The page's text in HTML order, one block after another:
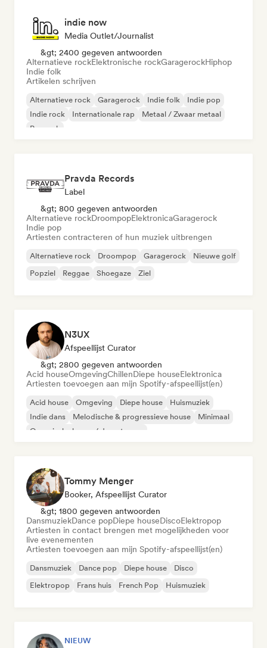
indie now
Media Outlet/Journalist
&gt; 2400 gegeven antwoorden
Alternatieve rockElektronische rockGaragerockHiphop
Indie folk
Artikelen schrijven
Alternatieve rock Garagerock Indie folk
Indie pop
Indie rock
Internationale rap
Metaal / Zwaar metaal
Poprock
Pravda Records
Label
&gt; 800 gegeven antwoorden
Alternatieve rockDroompopElektronicaGaragerock
Indie pop
Artiesten contracteren of hun muziek uitbrengen
Alternatieve rock Droompop Garagerock
Nieuwe golf
Popziel
Reggae Shoegaze Ziel
N3UX
Afspeellijst Curator
&gt; 2800 gegeven antwoorden
Acid houseOmgevingChillenDiepe houseElektronica
Artiesten toevoegen aan mijn Spotify-afspeellijst(en)
Acid house Omgeving Diepe house
Huismuziek
Indie dans
Melodische & progressieve house
Minimaal
Organische house / downtempo
Tommy Menger
Booker, Afspeellijst Curator
&gt; 1800 gegeven antwoorden
DansmuziekDance popDiepe houseDiscoElektropop
Artiesten in contact brengen met mogelijkheden voor
live evenementen
Artiesten toevoegen aan mijn Spotify-afspeellijst(en)
Dansmuziek Dance pop Diepe house
Disco
Elektropop
Frans huis French Pop Huismuziek
NIEUW